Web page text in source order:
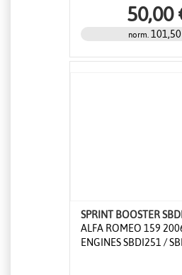
50,00
norm.
SPRINT BOOSTER
ALFA ROMEO 159
ENGINES SBDI251 /